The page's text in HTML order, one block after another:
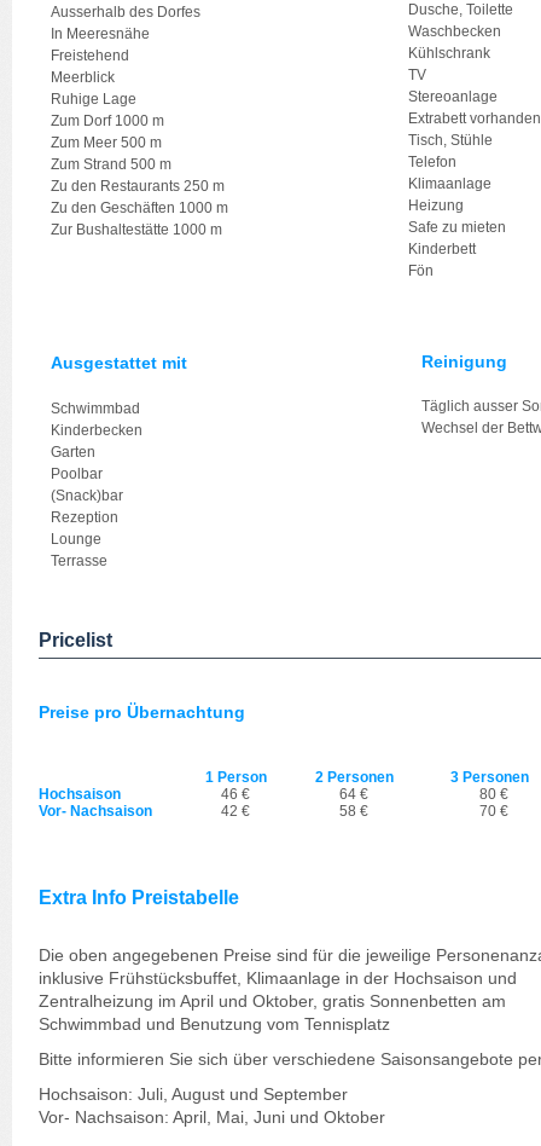
Ausserhalb des Dorfes
In Meeresnähe
Freistehend
Meerblick
Ruhige Lage
Zum Dorf 1000 m
Zum Meer 500 m
Zum Strand 500 m
Zu den Restaurants 250 m
Zu den Geschäften 1000 m
Zur Bushaltestätte 1000 m
Dusche, Toilette
Waschbecken
Kühlschrank
TV
Stereoanlage
Extrabett vorhanden
Tisch, Stühle
Telefon
Klimaanlage
Heizung
Safe zu mieten
Kinderbett
Fön
Ausgestattet mit
Schwimmbad
Kinderbecken
Garten
Poolbar
(Snack)bar
Rezeption
Lounge
Terrasse
Reinigung
Täglich ausser
Wechsel der
Pricelist
Preise pro Übernachtung
1 Person 2 Personen
3 Personen
Hochsaison
46 € 64 €
80 €
Vor- Nachsaison
42 € 58 € 70 €
Extra Info Preistabelle
Die oben angegebenen Preise sind für die jeweilige
inklusive Frühstücksbuffet, Klimaanlage in der Hochsaison und
Zentralheizung im April und Oktober, gratis Sonnenbetten am
Schwimmbad und Benutzung vom Tennisplatz
Bitte informieren Sie sich über verschiedene Saisonsangebote
Hochsaison: Juli, August und September
Vor- Nachsaison: April, Mai, Juni und Oktober